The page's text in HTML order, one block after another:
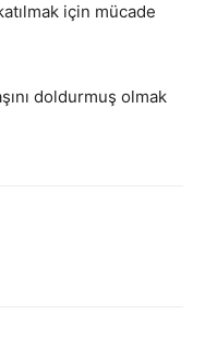
için mücade
doldurmuş olmak